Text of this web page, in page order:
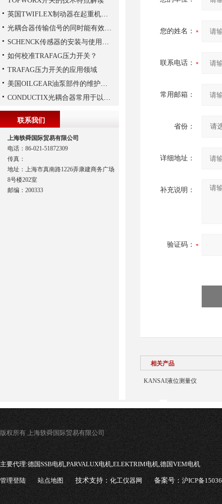
您的姓名：
联系电话：
常用邮箱：
省份：
详细地址：
补充说明：
验证码：
相关产品
KANSAI液位测量仪
英国TWIFLEX制动器在起重机作业中出现常见故障的原因
光耦合器传输信号的同时能有效抑制尖脉冲机各种杂讯干扰
SCHENCK传感器的安装与使用建议
如何校准TRAFAG压力开关？
TRAFAG压力开关的应用领域
美国OILGEAR油泵部件的维护和修理
CONDUCTIX光耦合器常用于以下领域当中
联系我们
上海轶舜国际贸易有限公司
电话：86-021-51872309
传真：
地址：上海市真南路1226弄康建商务广场
8号楼202室
邮编：200333
版权所有 上海轶舜国际贸易有限公司
主要代理:德国SSB电机,PARVALUX电机,ELEKTRIM电机,德国VEM电机
管理登陆 站点地图 技术支持：化工仪器网 备案号：沪ICP备